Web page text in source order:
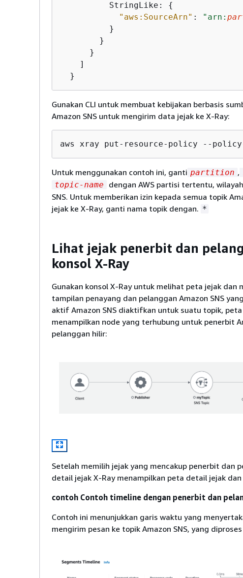
          StringLike:
{
"aws:SourceArn" : "arn:
          }
        }
      }
    ]
  }
Gunakan CLI untuk membuat kebijakan berbasis
Amazon SNS untuk mengirim data jejak ke X-Ray:
aws xray put-resource-policy --policy-
Untuk menggunakan contoh ini, ganti partition ,
topic-name
dengan AWS partisi tertentu,
SNS. Untuk memberikan izin kepada semua topik
jejak ke X-Ray, ganti nama topik dengan. *
Lihat jejak penerbit dan
konsol X-Ray
Gunakan konsol X-Ray untuk melihat peta jejak dan
tampilan penayang dan pelanggan Amazon SNS
aktif Amazon SNS diaktifkan untuk suatu topik,
menampilkan node yang terhubung untuk penerbit
pelanggan hilir:
Setelah memilih jejak yang mencakup penerbit dan
detail jejak X-Ray menampilkan peta detail jejak
contoh Contoh timeline dengan penerbit dan
Contoh ini menunjukkan garis waktu yang
mengirim pesan ke topik Amazon SNS, yang